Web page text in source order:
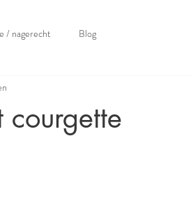
/ nagerecht Blog
courgette